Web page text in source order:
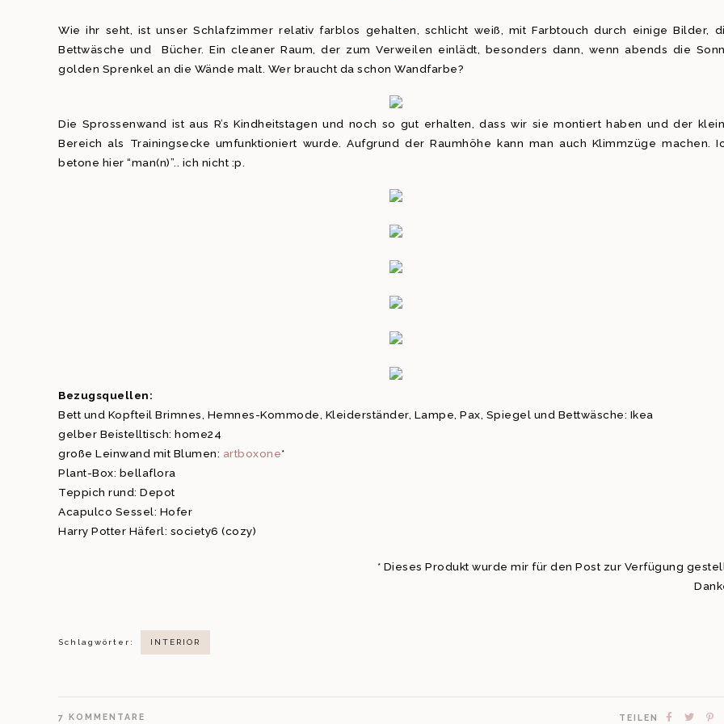
Wie ihr seht, ist unser Schlafzimmer relativ farblos gehalten, schlicht weiß, mit Farbtouch durch einige Bilder,
Bettwäsche und Bücher. Ein cleaner Raum, der zum Verweilen einlädt, besonders dann, wenn abends die
golden Sprenkel an die Wände malt. Wer braucht da schon Wandfarbe?
Die Sprossenwand ist aus R’s Kindheitstagen und noch so gut erhalten, dass wir sie montiert haben und der
Bereich als Trainingsecke umfunktioniert wurde. Aufgrund der Raumhöhe kann man auch Klimmzüge machen.
betone hier “man(n)”.. ich nicht :p.
Bezugsquellen:
Bett und Kopfteil Brimnes, Hemnes-Kommode, Kleiderständer, Lampe, Pax, Spiegel und Bettwäsche: Ikea
gelber Beistelltisch: home24
große Leinwand mit Blumen: artboxone*
Plant-Box: bellaflora
Teppich rund: Depot
Acapulco Sessel: Hofer
Harry Potter Häferl: society6 (cozy)
* Dieses Produkt wurde mir für den Post zur Verfügung
Schlagwörter: INTERIOR
7 KOMMENTARE TEILEN